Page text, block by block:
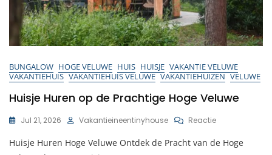
BUNGALOW HOGE VELUWE HUIS HUISJE VAKANTIE VELUWE
VAKANTIEHUIS VAKANTIEHUIS VELUWE VAKANTIEHUIZEN VELUWE
Huisje Huren op de Prachtige Hoge Veluwe
Jul 21, 2026 Vakantieineentinyhouse ReactieOp
Huren
Huisje Huren Hoge Veluwe Ontdek de Pracht van de Hoge